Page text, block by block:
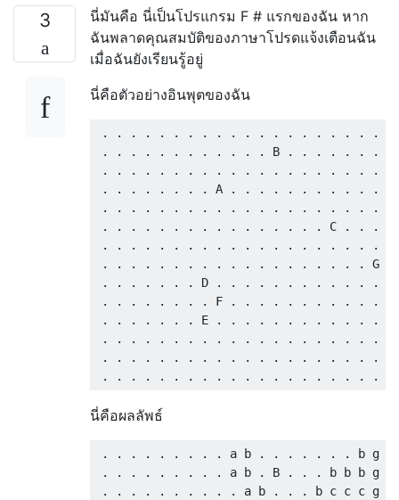
3
นี่มันคือ นี่เป็นโปรแกรม F # แรกของฉัน หาก
ฉันพลาดคุณสมบัติของภาษาโปรดแจ้งเตือนฉัน
เมื่อฉันยังเรียนรู้อยู่
นี่คือตัวอย่างอินพุตของฉัน
. . . . . . . . . . . . . . . . . . . . .
. . . . . . . . . . . . B . . . . . . . .
. . . . . . . . . . . . . . . . . . . . .
. . . . . . . . A . . . . . . . . . . . .
. . . . . . . . . . . . . . . . . . . . .
. . . . . . . . . . . . . . . . C . . . .
. . . . . . . . . . . . . . . . . . . . .
. . . . . . . . . . . . . . . . . . . G
. . . . . . . D . . . . . . . . . . . . .
. . . . . . . . F . . . . . . . . . . . .
. . . . . . . E . . . . . . . . . . . . .
. . . . . . . . . . . . . . . . . . . . .
. . . . . . . . . . . . . . . . . . . . .
นี่คือผลลัพธ์
. . . . . . . . . a b . . . . . . . b g
. . . . . . . . . a b . B . . . b b b g
. . . . . . . . . . a b . . . b c c c g